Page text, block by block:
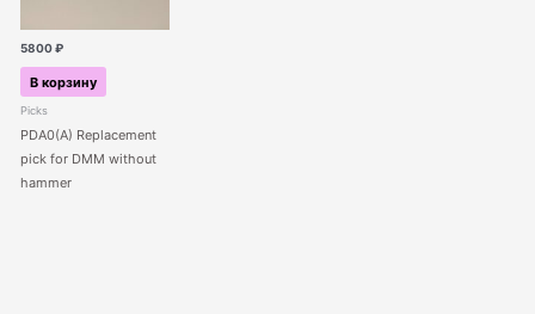
5800₽
В корзину
Picks
PDA0(A) Replacement
pick for DMM without
hammer